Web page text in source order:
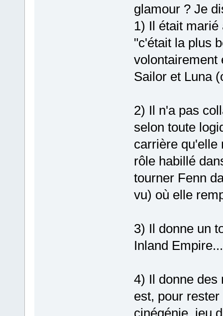
glamour ? Je
1) Il était
"c'était la plus
volontairement
Sailor et Luna
2) Il n'a pas
selon toute
carrière qu'elle
rôle habillé
tourner Fenn
vu) où elle
3) Il donne un
Inland Empire...
4) Il donne des
est, pour
cinégénie, jeu